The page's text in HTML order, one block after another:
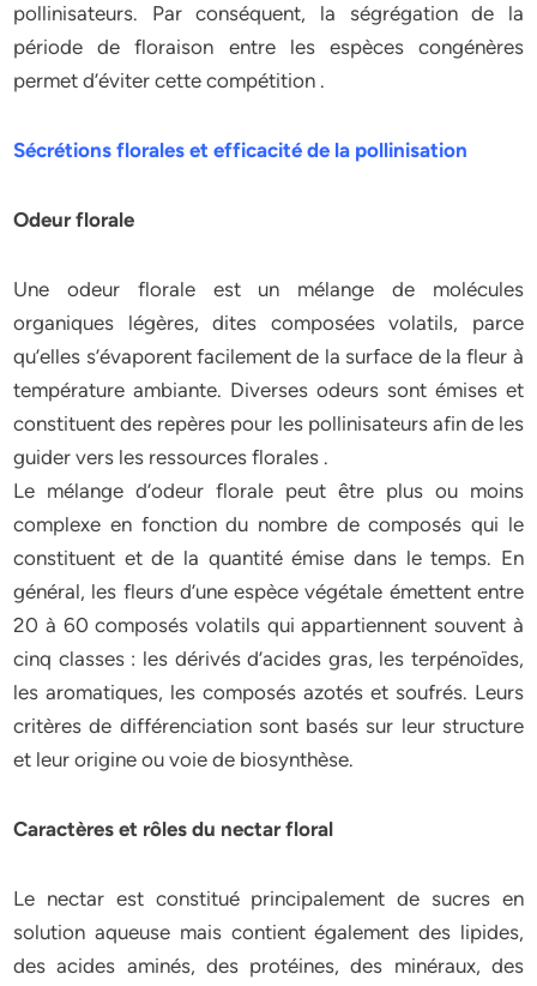
pollinisateurs. Par conséquent, la ségrégation de la
période de floraison entre les espèces congénères
permet d’éviter cette compétition .
Sécrétions florales et efficacité de la pollinisation
Odeur florale
Une odeur florale est un mélange de molécules
organiques légères, dites composées volatils, parce
qu’elles s’évaporent facilement de la surface de la fleur à
température ambiante. Diverses odeurs sont émises et
constituent des repères pour les pollinisateurs afin de les
guider vers les ressources florales .
Le mélange d’odeur florale peut être plus ou moins
complexe en fonction du nombre de composés qui le
constituent et de la quantité émise dans le temps. En
général, les fleurs d’une espèce végétale émettent entre
20 à 60 composés volatils qui appartiennent souvent à
cinq classes : les dérivés d’acides gras, les terpénoïdes,
les aromatiques, les composés azotés et soufrés. Leurs
critères de différenciation sont basés sur leur structure
et leur origine ou voie de biosynthèse.
Caractères et rôles du nectar floral
Le nectar est constitué principalement de sucres en
solution aqueuse mais contient également des lipides,
des acides aminés, des protéines, des minéraux, des